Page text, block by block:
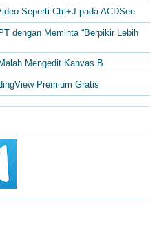
Seperti Ctrl+J pada ACDSee
dengan Meminta “Berpikir Lebih
Mengedit Kanvas B
Premium Gratis